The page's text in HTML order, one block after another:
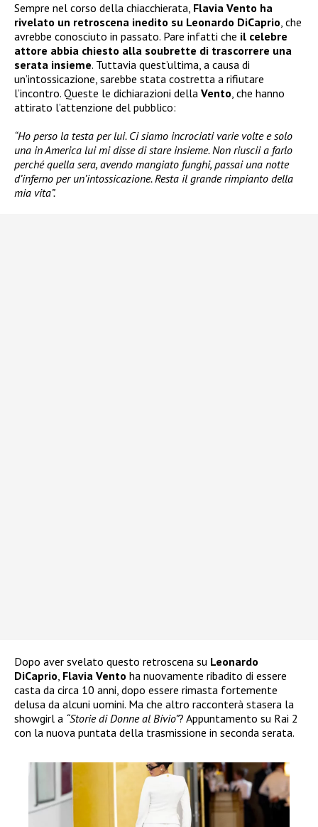
Sempre nel corso della chiacchierata, Flavia Vento ha
rivelato un retroscena inedito su Leonardo DiCaprio, che
avrebbe conosciuto in passato. Pare infatti che il celebre
attore abbia chiesto alla soubrette di trascorrere una
serata insieme. Tuttavia quest’ultima, a causa di
un’intossicazione, sarebbe stata costretta a rifiutare
l’incontro. Queste le dichiarazioni della Vento, che hanno
attirato l’attenzione del pubblico:
“Ho perso la testa per lui. Ci siamo incrociati varie volte e solo
una in America lui mi disse di stare insieme. Non riuscii a farlo
perché quella sera, avendo mangiato funghi, passai una notte
d’inferno per un’intossicazione. Resta il grande rimpianto della
mia vita”.
Dopo aver svelato questo retroscena su Leonardo
DiCaprio, Flavia Vento ha nuovamente ribadito di essere
casta da circa 10 anni, dopo essere rimasta fortemente
delusa da alcuni uomini. Ma che altro racconterà stasera la
showgirl a “Storie di Donne al Bivio”? Appuntamento su Rai 2
con la nuova puntata della trasmissione in seconda serata.